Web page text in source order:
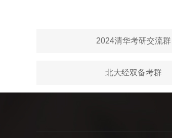
2024清华考研交流群
北大经双备考群